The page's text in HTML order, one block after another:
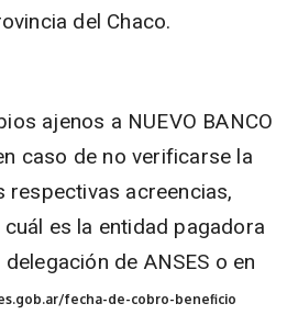
del Chaco.
ajenos a NUEVO BANCO
caso de no verificarse la
respectivas acreencias,
es la entidad pagadora
de ANSES o en
fecha-de-cobro-beneficio